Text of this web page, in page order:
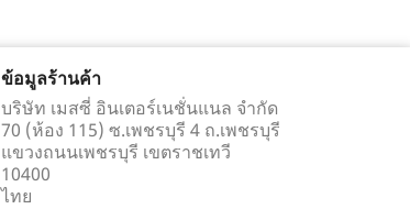
ข้อมูลร้านค้า
บริษัท เมสซี่ อินเตอร์เนชั่นแนล จำกัด
70 (ห้อง 115) ซ.เพชรบุรี 4 ถ.เพชรบุรี
แขวงถนนเพชรบุรี เขตราชเทวี
10400
ไทย